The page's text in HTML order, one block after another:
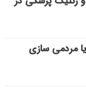
سازی